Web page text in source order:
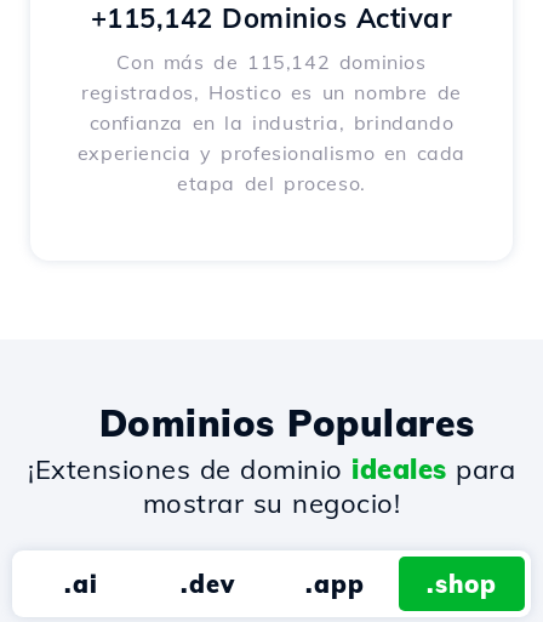
+115,142 Dominios Activar
Con más de 115,142 dominios
registrados, Hostico es un nombre de
confianza en la industria, brindando
experiencia y profesionalismo en cada
etapa del proceso.
Dominios Populares
¡Extensiones de dominio ideales para
mostrar su negocio!
.ai .dev .app .shop